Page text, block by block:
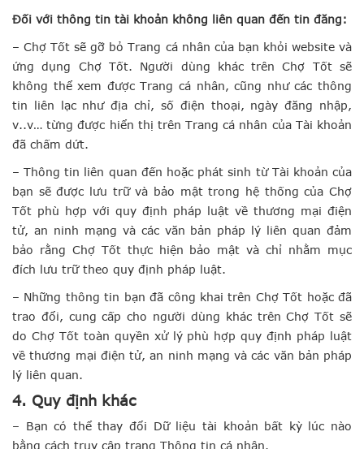
Đối với thông tin tài khoản không liên quan đến tin đăng:
– Chợ Tốt sẽ gỡ bỏ Trang cá nhân của bạn khỏi website và
ứng dụng Chợ Tốt. Người dùng khác trên Chợ Tốt sẽ
không thể xem được Trang cá nhân, cũng như các thông
tin liên lạc như địa chỉ, số điện thoại, ngày đăng nhập,
v..v… từng được hiển thị trên Trang cá nhân của Tài khoản
đã chấm dứt.
– Thông tin liên quan đến hoặc phát sinh từ Tài khoản của
bạn sẽ được lưu trữ và bảo mật trong hệ thống của Chợ
Tốt phù hợp với quy định pháp luật về thương mại điện
tử, an ninh mạng và các văn bản pháp lý liên quan đảm
bảo rằng Chợ Tốt thực hiện bảo mật và chỉ nhằm mục
đích lưu trữ theo quy định pháp luật.
– Những thông tin bạn đã công khai trên Chợ Tốt hoặc đã
trao đổi, cung cấp cho người dùng khác trên Chợ Tốt sẽ
do Chợ Tốt toàn quyền xử lý phù hợp quy định pháp luật
về thương mại điện tử, an ninh mạng và các văn bản pháp
lý liên quan.
4. Quy định khác
– Bạn có thể thay đổi Dữ liệu tài khoản bất kỳ lúc nào
bằng cách truy cập trang Thông tin cá nhân.